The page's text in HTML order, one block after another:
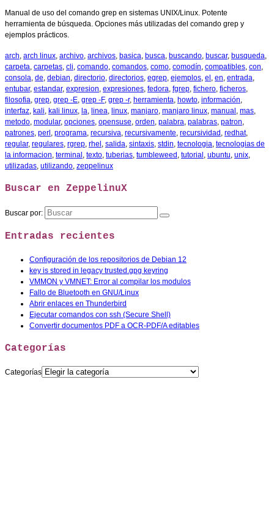
Manual de uso del comando grep en sistemas UNIX/Linux. Potente
herramienta de búsqueda. Opciones más utilizadas del comando grep y
ejemplos prácticos.
arch, arch linux, archivo, archivos, basica, busca, buscando, buscar, busqueda,
carpeta, carpetas, cli, comando, comandos, como, comodín, compatibles, con,
consola, de, debian, directorio, directorios, egrep, ejemplos, el , en, entrada,
entubar, estandar, expresion, expresiones, fedora, fgrep, fichero, ficheros,
filosofia, grep, grep -E, grep -F, grep -r, herramienta, howto, información,
interfaz, kali, kali linux, la, linea, linux, manjaro, manjaro linux, manual , mas,
metodo, modular, opciones, opensuse, orden, palabra, palabras, patron,
patrones, perl , programa, recursiva, recursivamente, recursividad , redhat,
regular, regulares, rgrep, rhel , salida, sintaxis, stdin, tecnologia, tecnologias de
la informacion, terminal , texto, tuberias, tumbleweed , tutorial , ubuntu, unix,
utilizadas, utilizando, zeppelinux
Buscar en ZeppelinuX
Buscar por:
Entradas recientes
Configuración de los repositorios de Debian 12
key is stored in legacy trusted.gpg keyring
VMMON y VMNET: Error al compilar los modulos
Fallo de Bluetooth en GNU/Linux
Abrir enlaces en Thunderbird
Ejecutar comandos con ssh (Secure Shell)
Convertir documentos PDF a OCR-PDF/A editables
Categorías
Categorías